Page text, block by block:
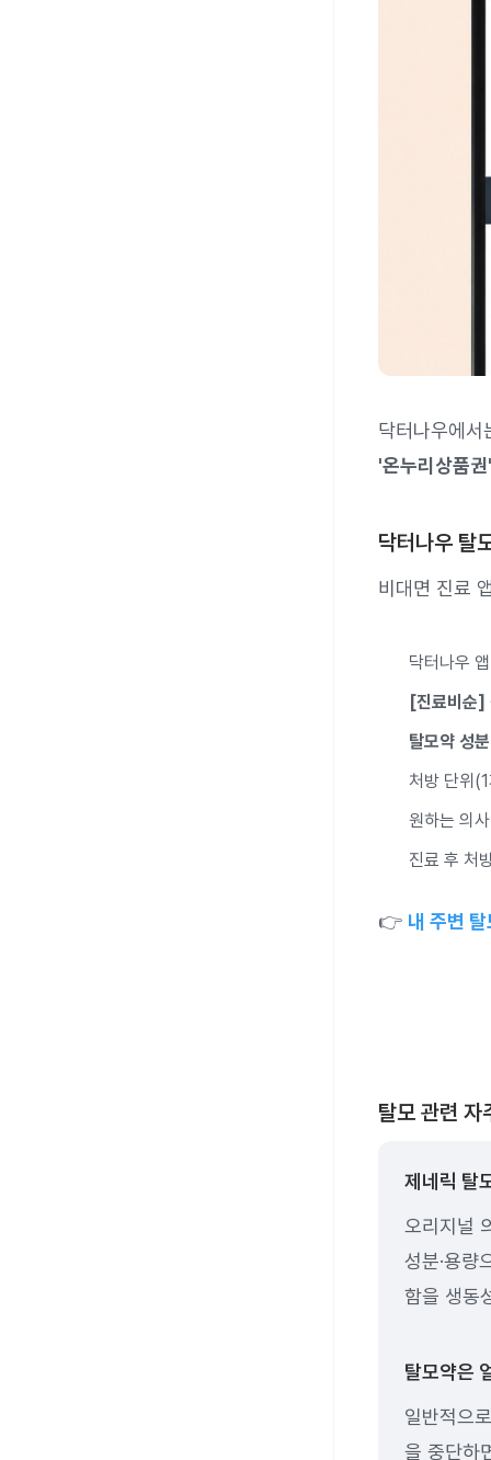
닥터나우에
'온누리상품
닥터나우 탈
비대면 진료
닥터나우
[진료비순]
탈모약 성
처방 단위
원하는 의
진료 후 처
👉 내 주변
탈모 관련 자
제네릭 탈
오리지널
성분·용량
함을 생동
탈모약은
일반적으
을 중단하